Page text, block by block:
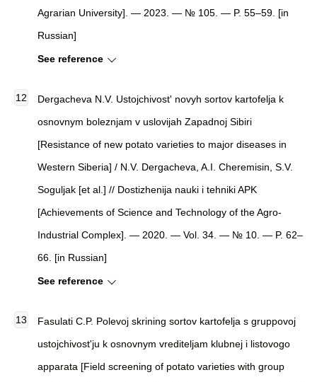
Agrarian University]. — 2023. — № 105. — P. 55–59. [in
Russian]
See reference
Dergacheva N.V. Ustojchivost' novyh sortov kartofelja k
osnovnym boleznjam v uslovijah Zapadnoj Sibiri
[Resistance of new potato varieties to major diseases in
Western Siberia] / N.V. Dergacheva, A.I. Cheremisin, S.V.
Soguljak [et al.] // Dostizhenija nauki i tehniki APK
[Achievements of Science and Technology of the Agro-
Industrial Complex]. — 2020. — Vol. 34. — № 10. — P. 62–
66. [in Russian]
See reference
Fasulati C.P. Polevoj skrining sortov kartofelja s gruppovoj
ustojchivost'ju k osnovnym vrediteljam klubnej i listovogo
apparata [Field screening of potato varieties with group